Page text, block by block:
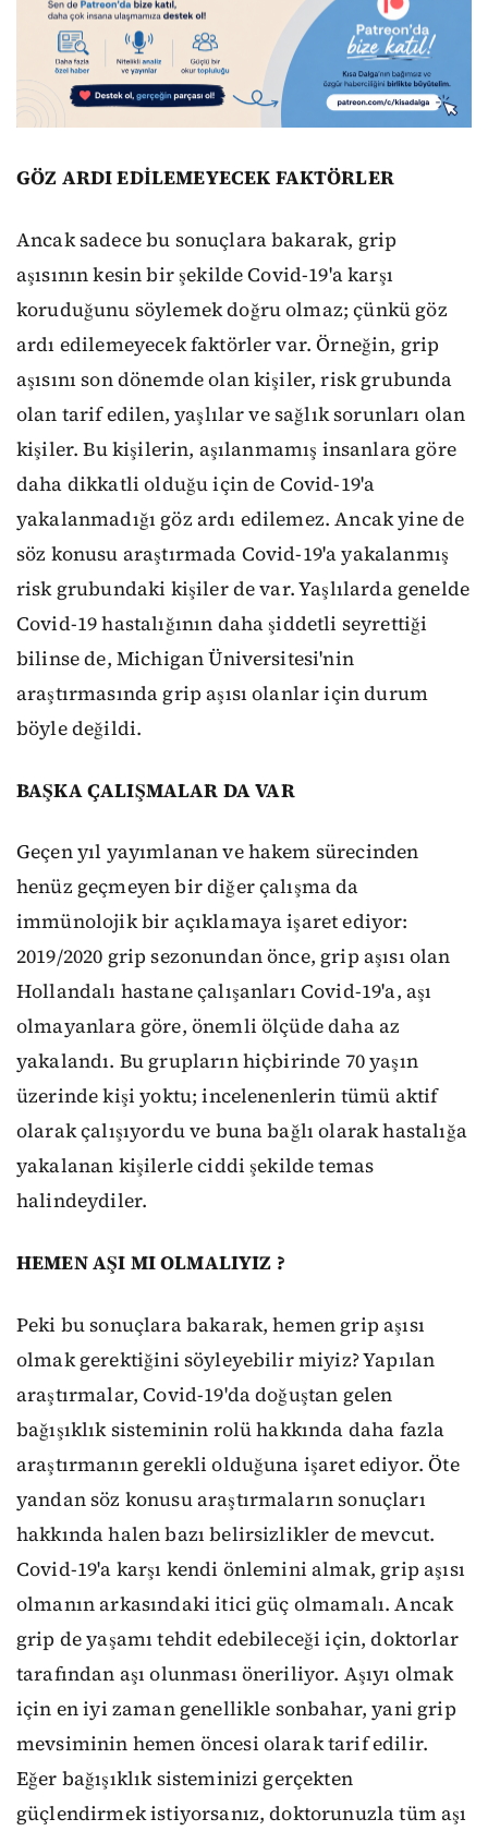
GÖZ ARDI EDİLEMEYECEK FAKTÖRLER
Ancak sadece bu sonuçlara bakarak, grip
aşısının kesin bir şekilde Covid-19'a karşı
koruduğunu söylemek doğru olmaz; çünkü göz
ardı edilemeyecek faktörler var. Örneğin, grip
aşısını son dönemde olan kişiler, risk grubunda
olan tarif edilen, yaşlılar ve sağlık sorunları olan
kişiler. Bu kişilerin, aşılanmamış insanlara göre
daha dikkatli olduğu için de Covid-19'a
yakalanmadığı göz ardı edilemez. Ancak yine de
söz konusu araştırmada Covid-19'a yakalanmış
risk grubundaki kişiler de var. Yaşlılarda genelde
Covid-19 hastalığının daha şiddetli seyrettiği
bilinse de, Michigan Üniversitesi'nin
araştırmasında grip aşısı olanlar için durum
böyle değildi.
BAŞKA ÇALIŞMALAR DA VAR
Geçen yıl yayımlanan ve hakem sürecinden
henüz geçmeyen bir diğer çalışma da
immünolojik bir açıklamaya işaret ediyor:
2019/2020 grip sezonundan önce, grip aşısı olan
Hollandalı hastane çalışanları Covid-19'a, aşı
olmayanlara göre, önemli ölçüde daha az
yakalandı. Bu grupların hiçbirinde 70 yaşın
üzerinde kişi yoktu; incelenenlerin tümü aktif
olarak çalışıyordu ve buna bağlı olarak hastalığa
yakalanan kişilerle ciddi şekilde temas
halindeydiler.
HEMEN AŞI MI OLMALIYIZ ?
Peki bu sonuçlara bakarak, hemen grip aşısı
olmak gerektiğini söyleyebilir miyiz? Yapılan
araştırmalar, Covid-19'da doğuştan gelen
bağışıklık sisteminin rolü hakkında daha fazla
araştırmanın gerekli olduğuna işaret ediyor. Öte
yandan söz konusu araştırmaların sonuçları
hakkında halen bazı belirsizlikler de mevcut.
Covid-19'a karşı kendi önlemini almak, grip aşısı
olmanın arkasındaki itici güç olmamalı. Ancak
grip de yaşamı tehdit edebileceği için, doktorlar
tarafından aşı olunması öneriliyor. Aşıyı olmak
için en iyi zaman genellikle sonbahar, yani grip
mevsiminin hemen öncesi olarak tarif edilir.
Eğer bağışıklık sisteminizi gerçekten
güçlendirmek istiyorsanız, doktorunuzla tüm aşı